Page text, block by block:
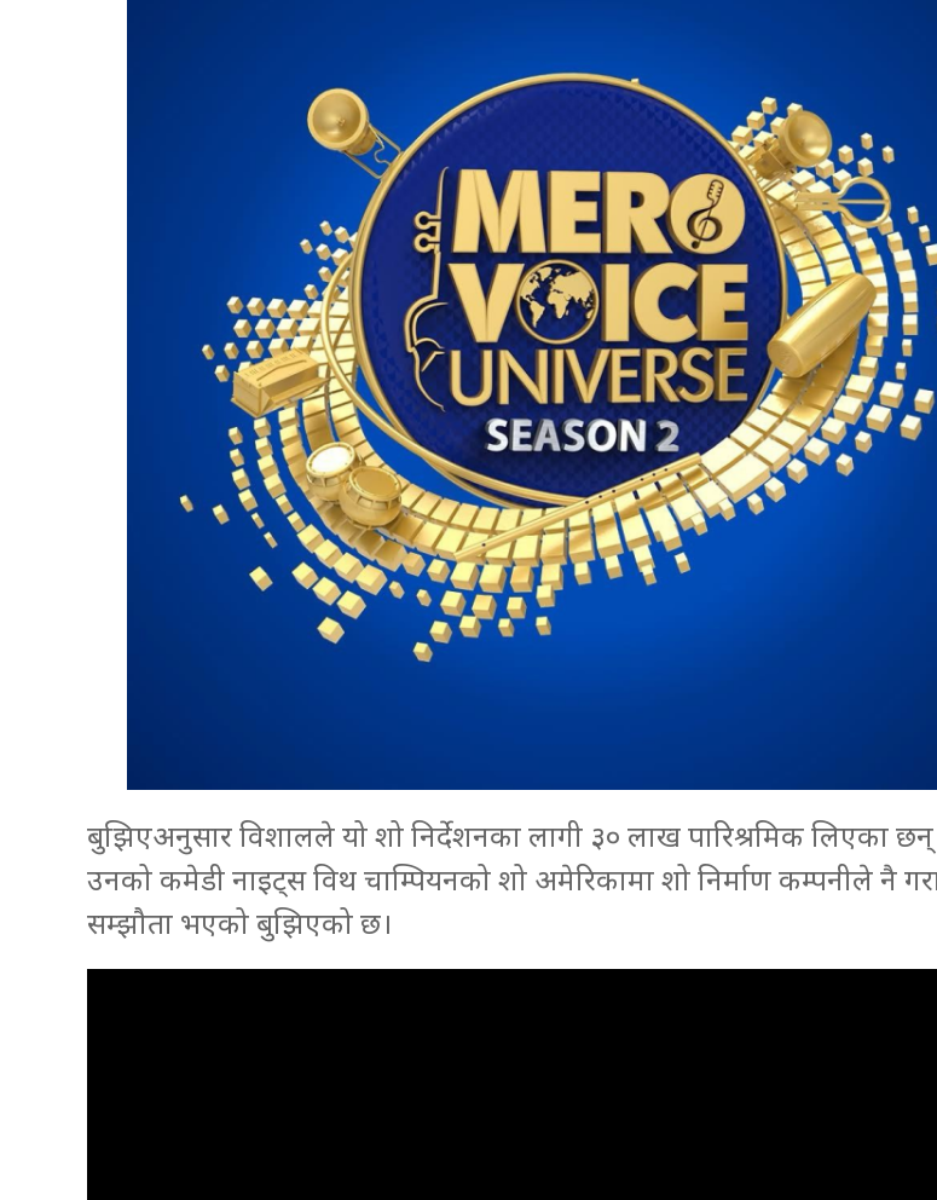
बुझिएअनुसार विशालले यो शो निर्देशनका लागी ३० लाख पारिश्रमिक लिएका
उनको कमेडी नाइट्स विथ चाम्पियनको शो अमेरिकामा शो निर्माण कम्पनीले नै
सम्झौता भएको बुझिएको छ।